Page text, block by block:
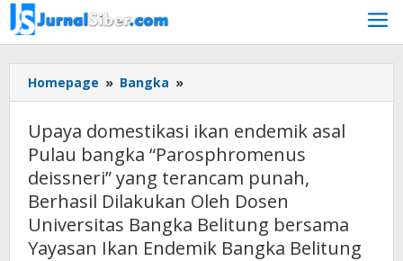
Skip
to
content
Homepage » Bangka »
domestikasi
endemik
asal
Pulau
bangka
“Parosphromenus
deissneri”
yang
Upaya domestikasi ikan endemik asal
Pulau bangka “Parosphromenus
deissneri” yang terancam punah,
Berhasil Dilakukan Oleh Dosen
Universitas Bangka Belitung bersama
Yayasan Ikan Endemik Bangka Belitung